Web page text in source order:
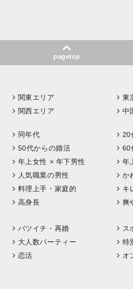
pagetop
関東エリア 東
関西エリア 中
同年代 20
50代からの婚活 60
年上女性 × 年下男性 年
人気職業の男性 か
料理上手・家庭的 キ
高身長 爽
バツイチ・再婚 ス
大人数パーティー 特
恋活 オ